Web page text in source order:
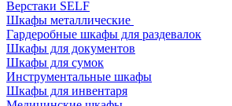
Верстаки SELF
Шкафы металлические
Гардеробные шкафы для раздевалок
Шкафы для документов
Шкафы для сумок
Инструментальные шкафы
Шкафы для инвентаря